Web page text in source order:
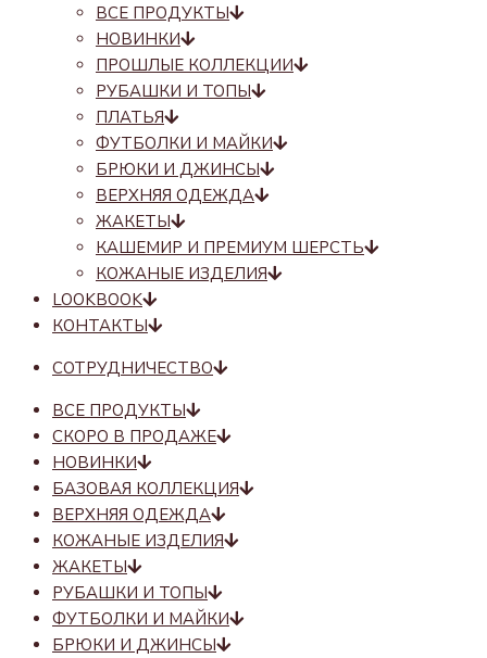
ВСЕ ПРОДУКТЫ
НОВИНКИ
ПРОШЛЫЕ КОЛЛЕКЦИИ
РУБАШКИ И ТОПЫ
ПЛАТЬЯ
ФУТБОЛКИ И МАЙКИ
БРЮКИ И ДЖИНСЫ
ВЕРХНЯЯ ОДЕЖДА
ЖАКЕТЫ
КАШЕМИР И ПРЕМИУМ ШЕРСТЬ
КОЖАНЫЕ ИЗДЕЛИЯ
LOOKBOOK
КОНТАКТЫ
СОТРУДНИЧЕСТВО
ВСЕ ПРОДУКТЫ
СКОРО В ПРОДАЖЕ
НОВИНКИ
БАЗОВАЯ КОЛЛЕКЦИЯ
ВЕРХНЯЯ ОДЕЖДА
КОЖАНЫЕ ИЗДЕЛИЯ
ЖАКЕТЫ
РУБАШКИ И ТОПЫ
ФУТБОЛКИ И МАЙКИ
БРЮКИ И ДЖИНСЫ